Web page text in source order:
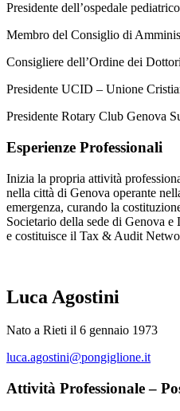
Presidente dell’ospedale
Membro del Consiglio di
Consigliere dell’Ordine dei
Presidente UCID – Unione
Presidente Rotary Club Genova
Esperienze Professionali
Inizia la propria attività
nella città di Genova operante
emergenza, curando la
Societario della sede di Genova
e costituisce il Tax & Audit
Luca Agostini
Nato a Rieti il 6 gennaio 1973
luca.agostini@pongiglione.it
Attività Professionale –